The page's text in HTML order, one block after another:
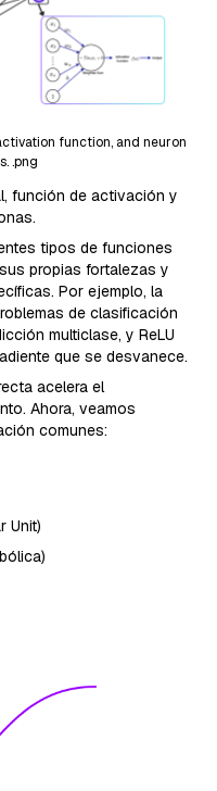
function, and neuron
.png
función de activación y
tipos de funciones
propias fortalezas y
Por ejemplo, la
de clasificación
multiclase, y ReLU
que se desvanece.
acelera el
Ahora, veamos
comunes:
Unit)